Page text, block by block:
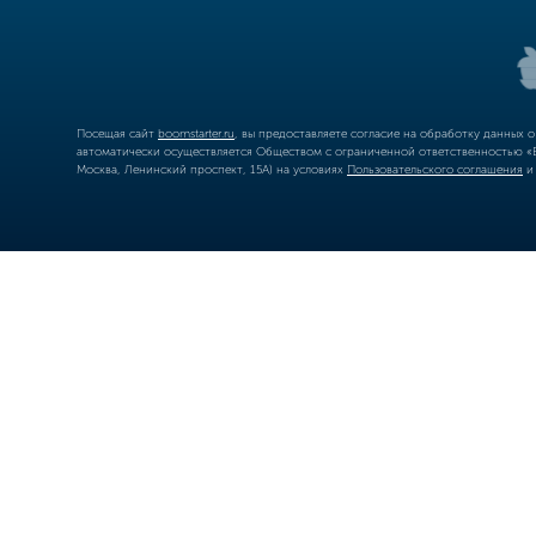
Посещая сайт boomstarter.ru , вы предоставляете согласие на обработку
автоматически осуществляется Обществом с ограниченной
Москва, Ленинский проспект, 15А) на условиях Пользовательского соглашения и